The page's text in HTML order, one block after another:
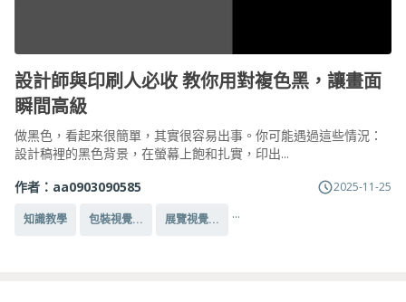
設計師與印刷人必收 教你用對複色黑，讓畫面
瞬間高級
做黑色，看起來很簡單，其實很容易出事。你可能遇過這些情況：
設計稿裡的黑色背景，在螢幕上飽和扎實，印出...
作者： aa0903090585 2025-11-25
知識教學 包裝視覺... 展覽視覺... ...